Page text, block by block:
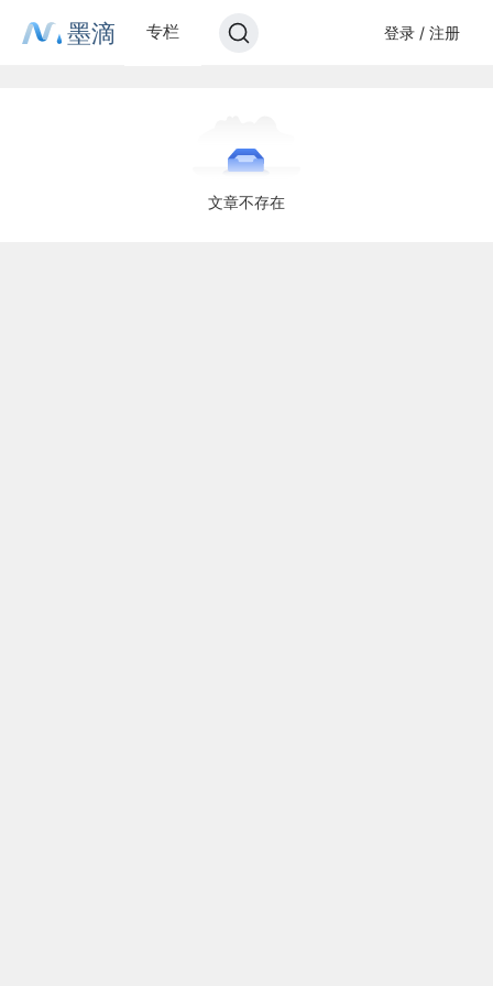
墨滴 专栏 登录 / 注册
文章不存在